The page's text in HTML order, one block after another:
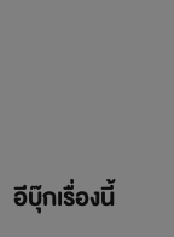
"ฮืออออๆไม่เ
"อ๊ากกกกท่าน
อีบุ๊กเรื่องนี้